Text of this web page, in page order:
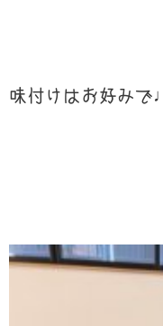
味付けはお好みで♩